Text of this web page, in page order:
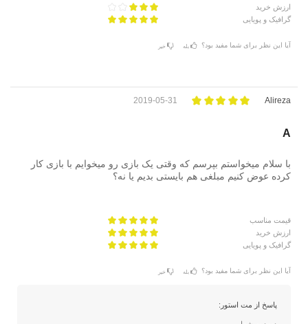
ارزش خرید
گرافیک و پویایی
آیا این نظر برای شما مفید بود؟ بله خیر
Alireza
2019-05-31
A
با سلام میخواستم بپرسم که وقتی یک بازی رو میخوایم با بازی کار
کرده عوض کنیم مبلغی هم بایستی بدیم یا نه؟
قیمت مناسب
ارزش خرید
گرافیک و پویایی
آیا این نظر برای شما مفید بود؟ بله خیر
پاسخ از مت استور: